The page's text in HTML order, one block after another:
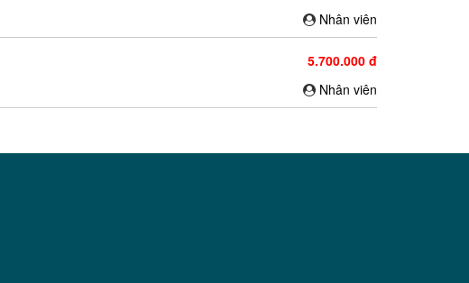
Nhân viên
5.700.000 đ
Nhân viên